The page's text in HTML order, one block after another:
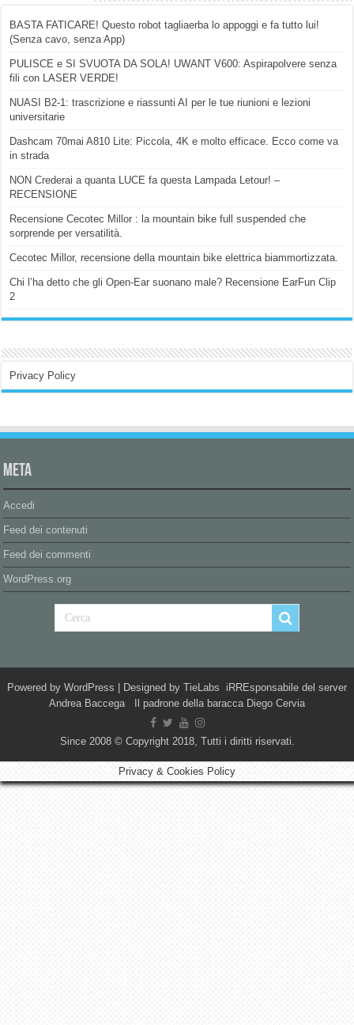
BASTA FATICARE! Questo robot tagliaerba lo appoggi e fa tutto lui!
(Senza cavo, senza App)
PULISCE e SI SVUOTA DA SOLA! UWANT V600: Aspirapolvere senza
fili con LASER VERDE!
NUASI B2-1: trascrizione e riassunti AI per le tue riunioni e lezioni
universitarie
Dashcam 70mai A810 Lite: Piccola, 4K e molto efficace. Ecco come va
in strada
NON Crederai a quanta LUCE fa questa Lampada Letour! –
RECENSIONE
Recensione Cecotec Millor : la mountain bike full suspended che
sorprende per versatilità.
Cecotec Millor, recensione della mountain bike elettrica biammortizzata.
Chi l’ha detto che gli Open-Ear suonano male? Recensione EarFun Clip
2
Privacy Policy
Meta
Accedi
Feed dei contenuti
Feed dei commenti
WordPress.org
Powered by WordPress | Designed by TieLabs iRREsponsabile del server
Andrea Baccega Il padrone della baracca Diego Cervia
Since 2008 © Copyright 2018, Tutti i diritti riservati.
Privacy & Cookies Policy